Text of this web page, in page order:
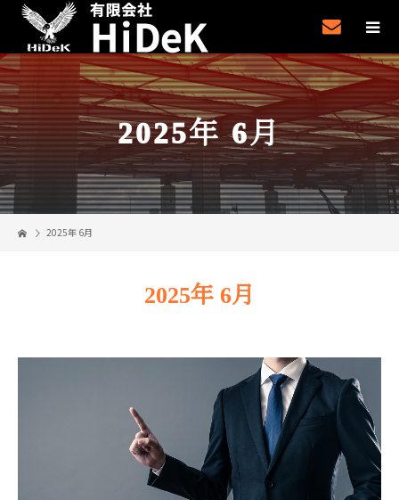
2025年 6月
2025年 6月
2025年 6月